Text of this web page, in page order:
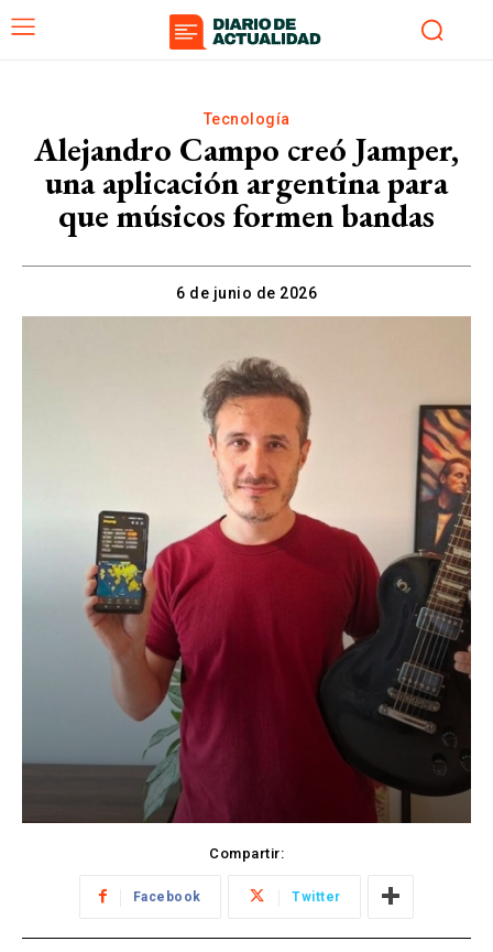
Tecnología
Alejandro Campo creó Jamper,
una aplicación argentina para
que músicos formen bandas
6 de junio de 2026
Compartir:
Facebook Twitter